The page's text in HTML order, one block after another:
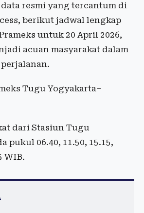
resmi yang tercantum di
berikut jadwal lengkap
untuk 20 April 2026,
acuan masyarakat dalam
Tugu Yogyakarta–
dari Stasiun Tugu
pukul 06.40, 11.50, 15.15,
WIB.